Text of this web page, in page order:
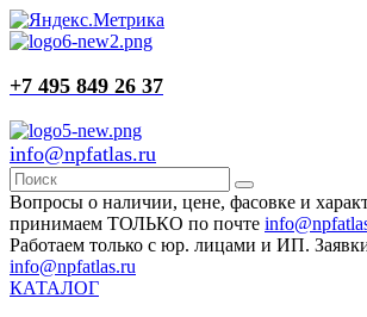
+7 495 849 26 37
info@npfatlas.ru
Вопросы о наличии, цене, фасовке и
принимаем ТОЛЬКО по почте
Работаем только с юр. лицами и ИП.
info@npfatlas.ru
КАТАЛОГ